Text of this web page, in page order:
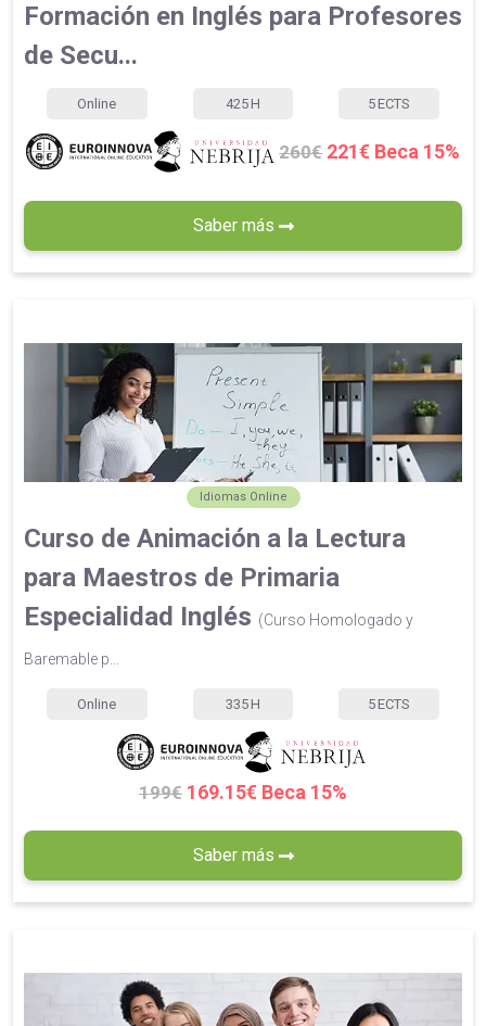
Formación en Inglés para Profesores
de Secu...
Online 425 H 5 ECTS
260€ 221€ Beca 15%
Saber más
Idiomas Online
Curso de Animación a la Lectura
para Maestros de Primaria
Especialidad Inglés (Curso Homologado y
Baremable p...
Online 335 H 5 ECTS
199€ 169.15€ Beca 15%
Saber más